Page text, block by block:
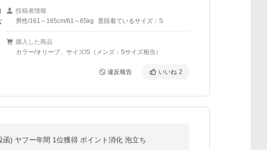
投稿者情報
男性/161～165cm/61～65kg
普段着ているサイズ：S
購入した商品
カラー/オリーブ、サイズ/S（メンズ：Sサイズ相当）
違反報告 いいね 2
) ヤフー年間 1位獲得 ポイント消化 泡立ち